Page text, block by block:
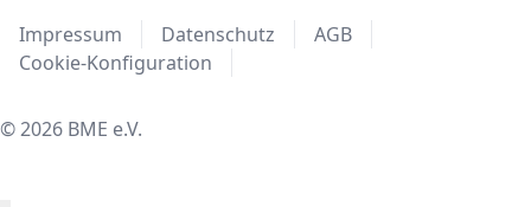
Impressum Datenschutz
AGB
Cookie-Konfiguration
© 2026 BME e.V.